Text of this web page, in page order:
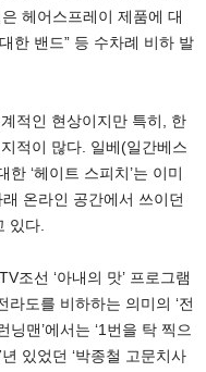
헤어스프레이 제품에 대
한 밴드” 등 수차례 비하 발
적인 현상이지만 특히, 한
적이 많다. 일베(일간베스
‘헤이트 스피치’는 이미
온라인 공간에서 쓰이던
있다.
조선 ‘아내의 맛’ 프로그램
도를 비하하는 의미의 ‘전
닝맨’에서는 ‘1번을 탁 찍으
있었던 ‘박종철 고문치사